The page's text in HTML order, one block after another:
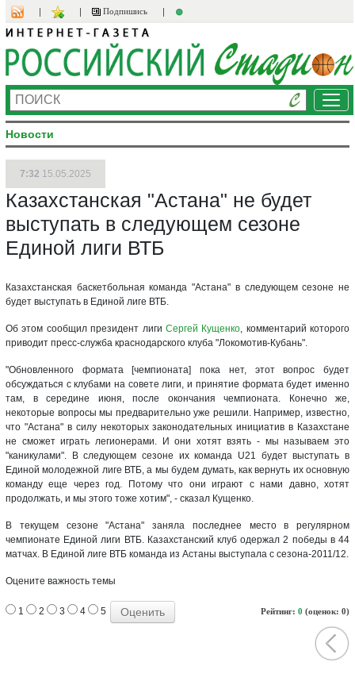
Подпишись
Новости
7:32 15.05.2025
Казахстанская "Астана" не будет
выступать в следующем сезоне
Единой лиги ВТБ
Казахстанская баскетбольная команда "Астана" в следующем сезоне не
будет выступать в Единой лиге ВТБ.
Об этом сообщил президент лиги Сергей Кущенко, комментарий которого
приводит пресс-служба краснодарского клуба "Локомотив-Кубань".
"Обновленного формата [чемпионата] пока нет, этот вопрос будет
обсуждаться с клубами на совете лиги, и принятие формата будет именно
там, в середине июня, после окончания чемпионата. Конечно же,
некоторые вопросы мы предварительно уже решили. Например, известно,
что "Астана" в силу некоторых законодательных инициатив в Казахстане
не сможет играть легионерами. И они хотят взять - мы называем это
"каникулами". В следующем сезоне их команда U21 будет выступать в
Единой молодежной лиге ВТБ, а мы будем думать, как вернуть их основную
команду еще через год. Потому что они играют с нами давно, хотят
продолжать, и мы этого тоже хотим", - сказал Кущенко.
В текущем сезоне "Астана" заняла последнее место в регулярном
чемпионате Единой лиги ВТБ. Казахстанский клуб одержал 2 победы в 44
матчах. В Единой лиге ВТБ команда из Астаны выступала с сезона-2011/12.
Оцените важность темы
Рейтинг: 0 (оценок: 0)
1 2 3 4 5